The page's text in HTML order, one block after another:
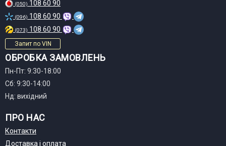
(050) 108 60 90
(096) 108 60 90
(073) 108 60 90
Запит по VIN
ОБРОБКА ЗАМОВЛЕНЬ
Пн-Пт: 9:30-18:00
Сб: 9:30-14:00
Нд: вихідний
ПРО НАС
Контакти
Доставка і оплата